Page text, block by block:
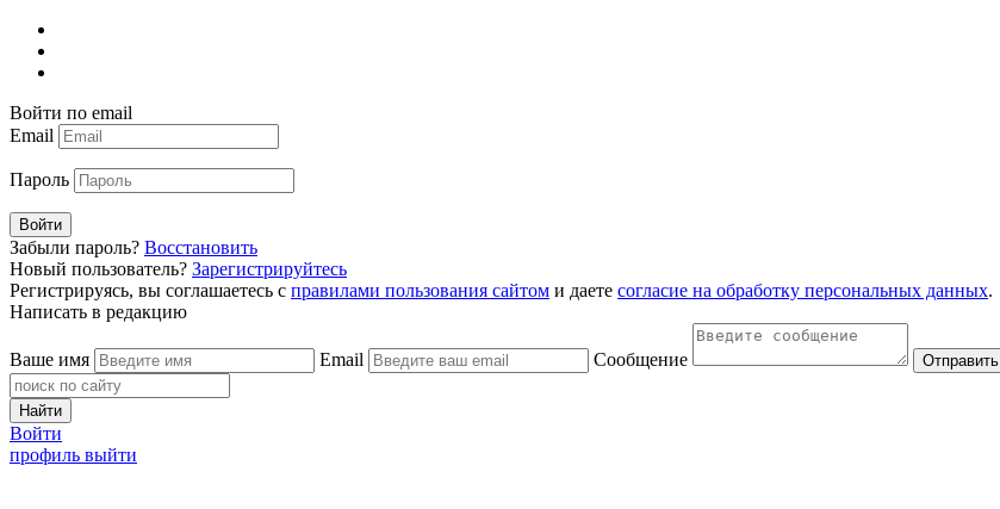
Войти по email
Email
Пароль
Войти
Забыли пароль? Восстановить
Новый пользователь? Зарегистрируйтесь
Регистрируясь, вы соглашаетесь с правилами пользования сайтом и даете согласие на обработку персональных данных.
Написать в редакцию
Ваше имя Email Сообщение Отправить
Найти
Войти
профиль выйти